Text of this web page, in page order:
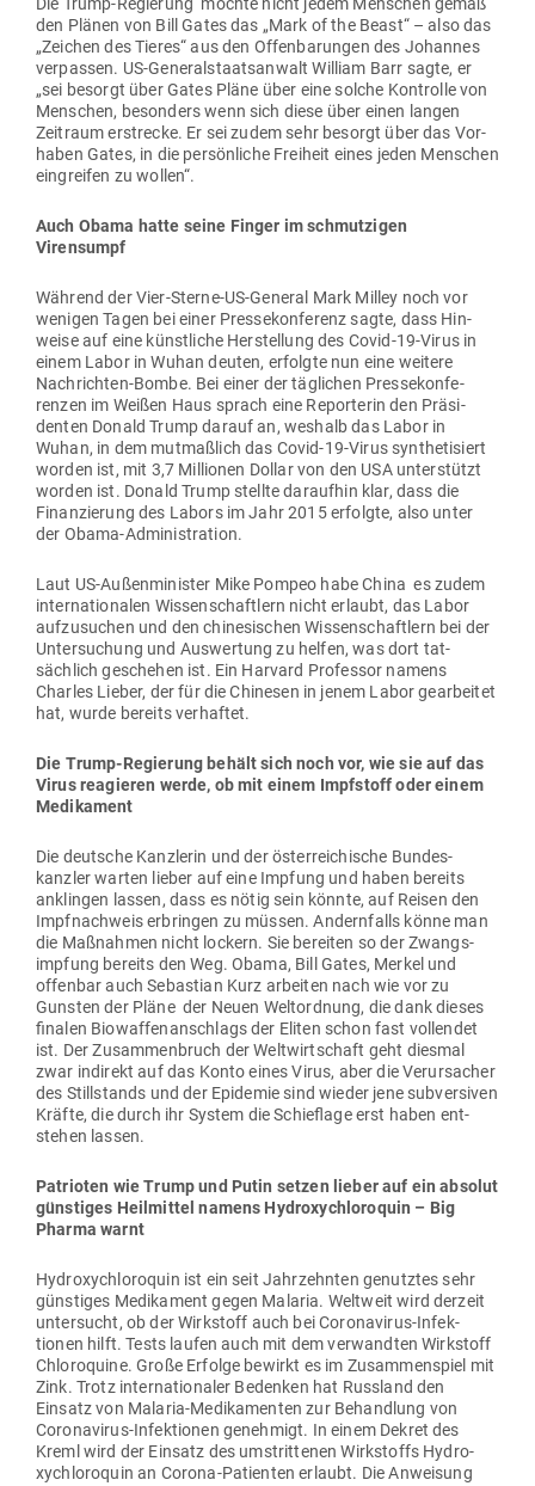
den Plänen von Bill Gates das „Mark of the Beast“ – also das
„Zeichen des Tieres“ aus den Offen­ba­rungen des Johannes
ver­passen. US-Gene­ral­staats­anwalt William Barr sagte, er
„sei besorgt über Gates Pläne über eine solche Kon­trolle von
Men­schen, besonders wenn sich diese über einen langen
Zeitraum erstrecke. Er sei zudem sehr besorgt über das Vor­
haben Gates, in die per­sön­liche Freiheit eines jeden Men­schen
ein­greifen zu wollen“.
Auch Obama hatte seine Finger im schmut­zigen
Virensumpf
Während der Vier-Sterne-US-General Mark Milley noch vor
wenigen Tagen bei einer Pres­se­kon­ferenz sagte, dass Hin­
weise auf eine künst­liche Her­stellung des Covid-19-Virus in
einem Labor in Wuhan deuten, erfolgte nun eine weitere
Nach­richten-Bombe. Bei einer der täg­lichen Pres­se­kon­fe­
renzen im Weißen Haus sprach eine Repor­terin den Prä­si­
denten Donald Trump darauf an, weshalb das Labor in
Wuhan, in dem mut­maßlich das Covid-19-Virus syn­the­ti­siert
worden ist, mit 3,7 Mil­lionen Dollar von den USA unter­stützt
worden ist. Donald Trump stellte dar­aufhin klar, dass die
Finan­zierung des Labors im Jahr 2015 erfolgte, also unter
der Obama-Administration.
Laut US-Außen­mi­nister Mike Pompeo habe China es zudem
inter­na­tio­nalen Wis­sen­schaftlern nicht erlaubt, das Labor
auf­zu­suchen und den chi­ne­si­schen Wis­sen­schaftlern bei der
Unter­su­chung und Aus­wertung zu helfen, was dort tat­
sächlich geschehen ist. Ein Harvard Pro­fessor namens
Charles Lieber, der für die Chi­nesen in jenem Labor gear­beitet
hat, wurde bereits verhaftet.
Die Trump-Regierung behält sich noch vor, wie sie auf das
Virus reagieren werde, ob mit einem Impf­stoff oder einem
Medikament
Die deutsche Kanz­lerin und der öster­rei­chische Bun­des­
kanzler warten lieber auf eine Impfung und haben bereits
anklingen lassen, dass es nötig sein könnte, auf Reisen den
Impf­nachweis erbringen zu müssen. Andern­falls könne man
die Maß­nahmen nicht lockern. Sie bereiten so der Zwangs­
impfung bereits den Weg. Obama, Bill Gates, Merkel und
offenbar auch Sebastian Kurz arbeiten nach wie vor zu
Gunsten der Pläne der Neuen Welt­ordnung, die dank dieses
finalen Bio­waf­fen­an­schlags der Eliten schon fast voll­endet
ist. Der Zusam­men­bruch der Welt­wirt­schaft geht diesmal
zwar indirekt auf das Konto eines Virus, aber die Ver­ur­sacher
des Still­stands und der Epi­demie sind wieder jene sub­ver­siven
Kräfte, die durch ihr System die Schieflage erst haben ent­
stehen lassen.
Patrioten wie Trump und Putin setzen lieber auf ein absolut
güns­tiges Heil­mittel namens Hydro­xychlo­roquin – Big
Pharma warnt
Hydro­xychlo­roquin ist ein seit Jahr­zehnten genutztes sehr
güns­tiges Medi­kament gegen Malaria. Weltweit wird derzeit
unter­sucht, ob der Wirk­stoff auch bei Coro­na­virus-Infek­
tionen hilft. Tests laufen auch mit dem ver­wandten Wirk­stoff
Chlo­ro­quine. Große Erfolge bewirkt es im Zusam­men­spiel mit
Zink. Trotz inter­na­tio­naler Bedenken hat Russland den
Einsatz von Malaria-Medi­ka­menten zur Behandlung von
Coro­na­virus-Infek­tionen genehmigt. In einem Dekret des
Kreml wird der Einsatz des umstrit­tenen Wirk­stoffs Hydro­
xychlo­roquin an Corona-Pati­enten erlaubt. Die Anweisung